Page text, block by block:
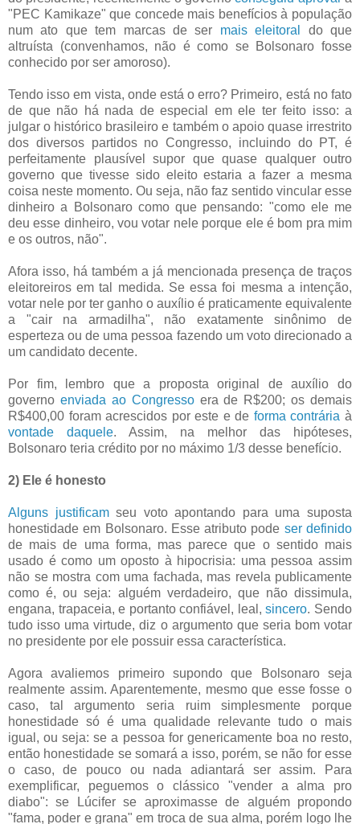
"PEC Kamikaze" que concede mais benefícios à população
num ato que tem marcas de ser mais eleitoral
do que
altruísta (convenhamos, não é como se Bolsonaro fosse
conhecido por ser amoroso).
Tendo isso em vista, onde está o erro? Primeiro, está no fato
de que não há nada de especial em ele ter feito isso: a
julgar o histórico brasileiro e também o apoio quase irrestrito
dos diversos partidos no Congresso, incluindo do PT, é
perfeitamente plausível supor que quase qualquer outro
governo que tivesse sido eleito estaria a fazer a mesma
coisa neste momento. Ou seja, não faz sentido vincular esse
dinheiro a Bolsonaro como que pensando: "como ele me
deu esse dinheiro, vou votar nele porque ele é bom pra mim
e os outros, não".
Afora isso, há também a já mencionada presença de traços
eleitoreiros em tal medida. Se essa foi mesma a intenção,
votar nele por ter ganho o auxílio é praticamente equivalente
a "cair na armadilha", não exatamente sinônimo de
esperteza ou de uma pessoa fazendo um voto direcionado a
um candidato decente.
Por fim, lembro que a proposta original de auxílio do
governo enviada ao Congressoera de R$200; os demais
R$400,00 foram acrescidos por este e de forma contrária à
vontade daquele. Assim, na melhor das hipóteses,
Bolsonaro teria crédito por no máximo 1/3 desse benefício.
2) Ele é honesto
Alguns justificamseu voto apontando para uma suposta
honestidade em Bolsonaro. Esse atributo pode ser definido
de mais de uma forma, mas parece que o sentido mais
usado é como um oposto à hipocrisia: uma pessoa assim
não se mostra com uma fachada, mas revela publicamente
como é, ou seja: alguém verdadeiro, que não dissimula,
engana, trapaceia, e portanto confiável, leal,sincero. Sendo
tudo isso uma virtude, diz o argumento que seria bom votar
no presidente por ele possuir essa característica.
Agora avaliemos primeiro supondo que Bolsonaro seja
realmente assim. Aparentemente, mesmo que esse fosse o
caso, tal argumento seria ruim simplesmente porque
honestidade só é uma qualidade relevante tudo o mais
igual, ou seja: se a pessoa for genericamente boa no resto,
então honestidade se somará a isso, porém, se não for esse
o caso, de pouco ou nada adiantará ser assim. Para
exemplificar, peguemos o clássico "vender a alma pro
diabo": se Lúcifer se aproximasse de alguém propondo
"fama, poder e grana" em troca de sua alma, porém logo lhe